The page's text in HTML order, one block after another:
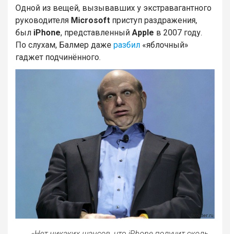
Одной из вещей, вызывавших у экстравагантного
руководителя Microsoft приступ раздражения,
был iPhone, представленный Apple в 2007 году.
По слухам, Балмер даже разбил «яблочный»
гаджет подчинённого.